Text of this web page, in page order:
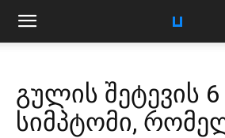
გულის შეტევის 6
სიმპტომი,